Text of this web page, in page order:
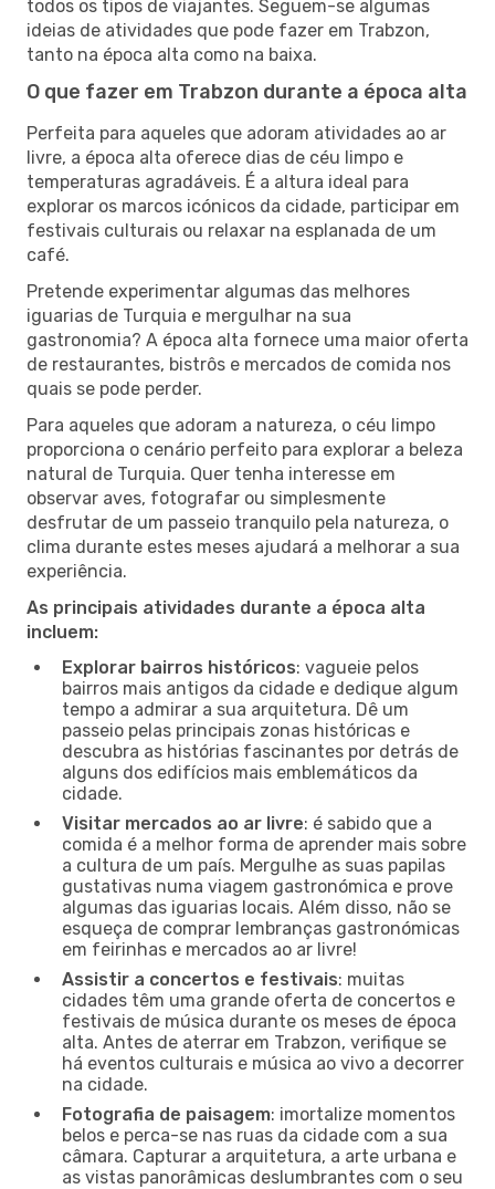
todos os tipos de viajantes. Seguem-se algumas
ideias de atividades que pode fazer em Trabzon,
tanto na época alta como na baixa.
O que fazer em Trabzon durante a época alta
Perfeita para aqueles que adoram atividades ao ar
livre, a época alta oferece dias de céu limpo e
temperaturas agradáveis. É a altura ideal para
explorar os marcos icónicos da cidade, participar em
festivais culturais ou relaxar na esplanada de um
café.
Pretende experimentar algumas das melhores
iguarias de Turquia e mergulhar na sua
gastronomia? A época alta fornece uma maior oferta
de restaurantes, bistrôs e mercados de comida nos
quais se pode perder.
Para aqueles que adoram a natureza, o céu limpo
proporciona o cenário perfeito para explorar a beleza
natural de Turquia. Quer tenha interesse em
observar aves, fotografar ou simplesmente
desfrutar de um passeio tranquilo pela natureza, o
clima durante estes meses ajudará a melhorar a sua
experiência.
As principais atividades durante a época alta
incluem:
Explorar bairros históricos: vagueie pelos
bairros mais antigos da cidade e dedique algum
tempo a admirar a sua arquitetura. Dê um
passeio pelas principais zonas históricas e
descubra as histórias fascinantes por detrás de
alguns dos edifícios mais emblemáticos da
cidade.
Visitar mercados ao ar livre: é sabido que a
comida é a melhor forma de aprender mais sobre
a cultura de um país. Mergulhe as suas papilas
gustativas numa viagem gastronómica e prove
algumas das iguarias locais. Além disso, não se
esqueça de comprar lembranças gastronómicas
em feirinhas e mercados ao ar livre!
Assistir a concertos e festivais: muitas
cidades têm uma grande oferta de concertos e
festivais de música durante os meses de época
alta. Antes de aterrar em Trabzon, verifique se
há eventos culturais e música ao vivo a decorrer
na cidade.
Fotografia de paisagem: imortalize momentos
belos e perca-se nas ruas da cidade com a sua
câmara. Capturar a arquitetura, a arte urbana e
as vistas panorâmicas deslumbrantes com o seu